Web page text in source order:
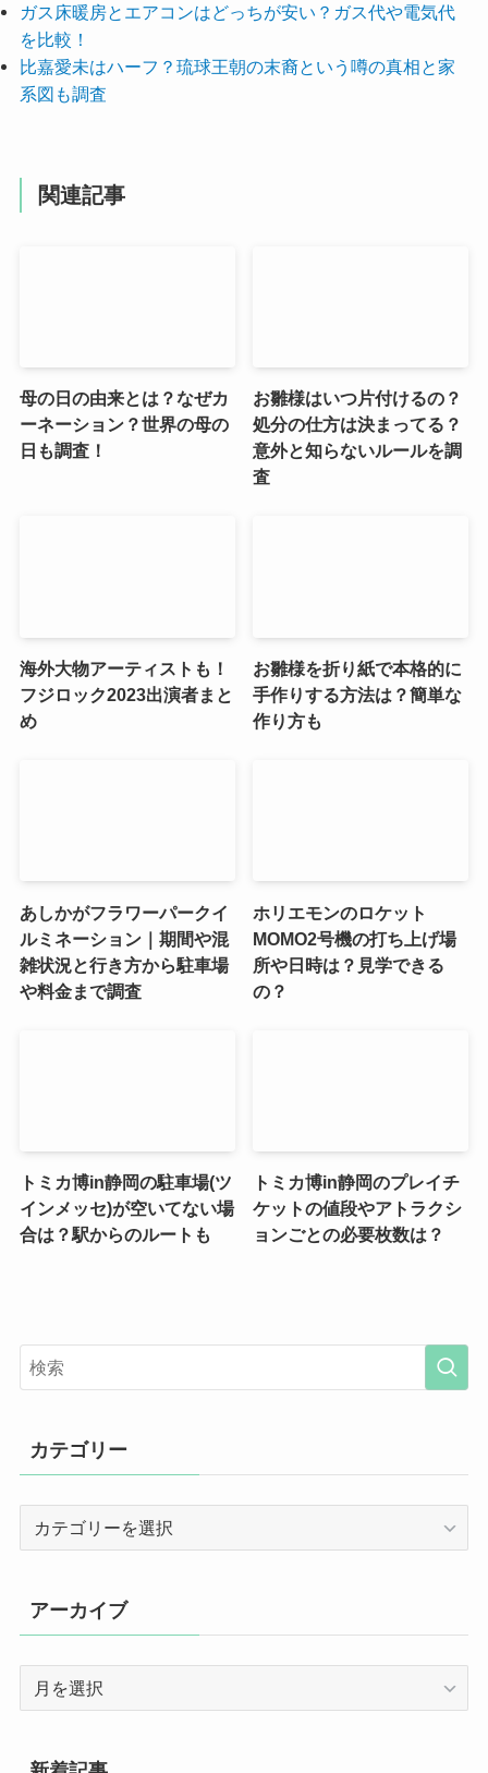
ガス床暖房とエアコンはどっちが安い？ガス代や電気代
を比較！
比嘉愛未はハーフ？琉球王朝の末裔という噂の真相と家
系図も調査
関連記事
母の日の由来とは？なぜカ
ーネーション？世界の母の
日も調査！
お雛様はいつ片付けるの？
処分の仕方は決まってる？
意外と知らないルールを調
査
海外大物アーティストも！
フジロック2023出演者まと
め
お雛様を折り紙で本格的に
手作りする方法は？簡単な
作り方も
あしかがフラワーパークイ
ルミネーション｜期間や混
雑状況と行き方から駐車場
や料金まで調査
ホリエモンのロケット
MOMO2号機の打ち上げ場
所や日時は？見学できる
の？
トミカ博in静岡の駐車場(ツ
インメッセ)が空いてない場
合は？駅からのルートも
トミカ博in静岡のプレイチ
ケットの値段やアトラクシ
ョンごとの必要枚数は？
カテゴリー
リ
ー
アーカイブ
イ